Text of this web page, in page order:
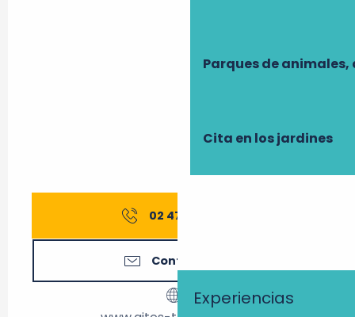
Parques de
Cita en los jardines
Experiencias
02 47 27 56
Contáctenos